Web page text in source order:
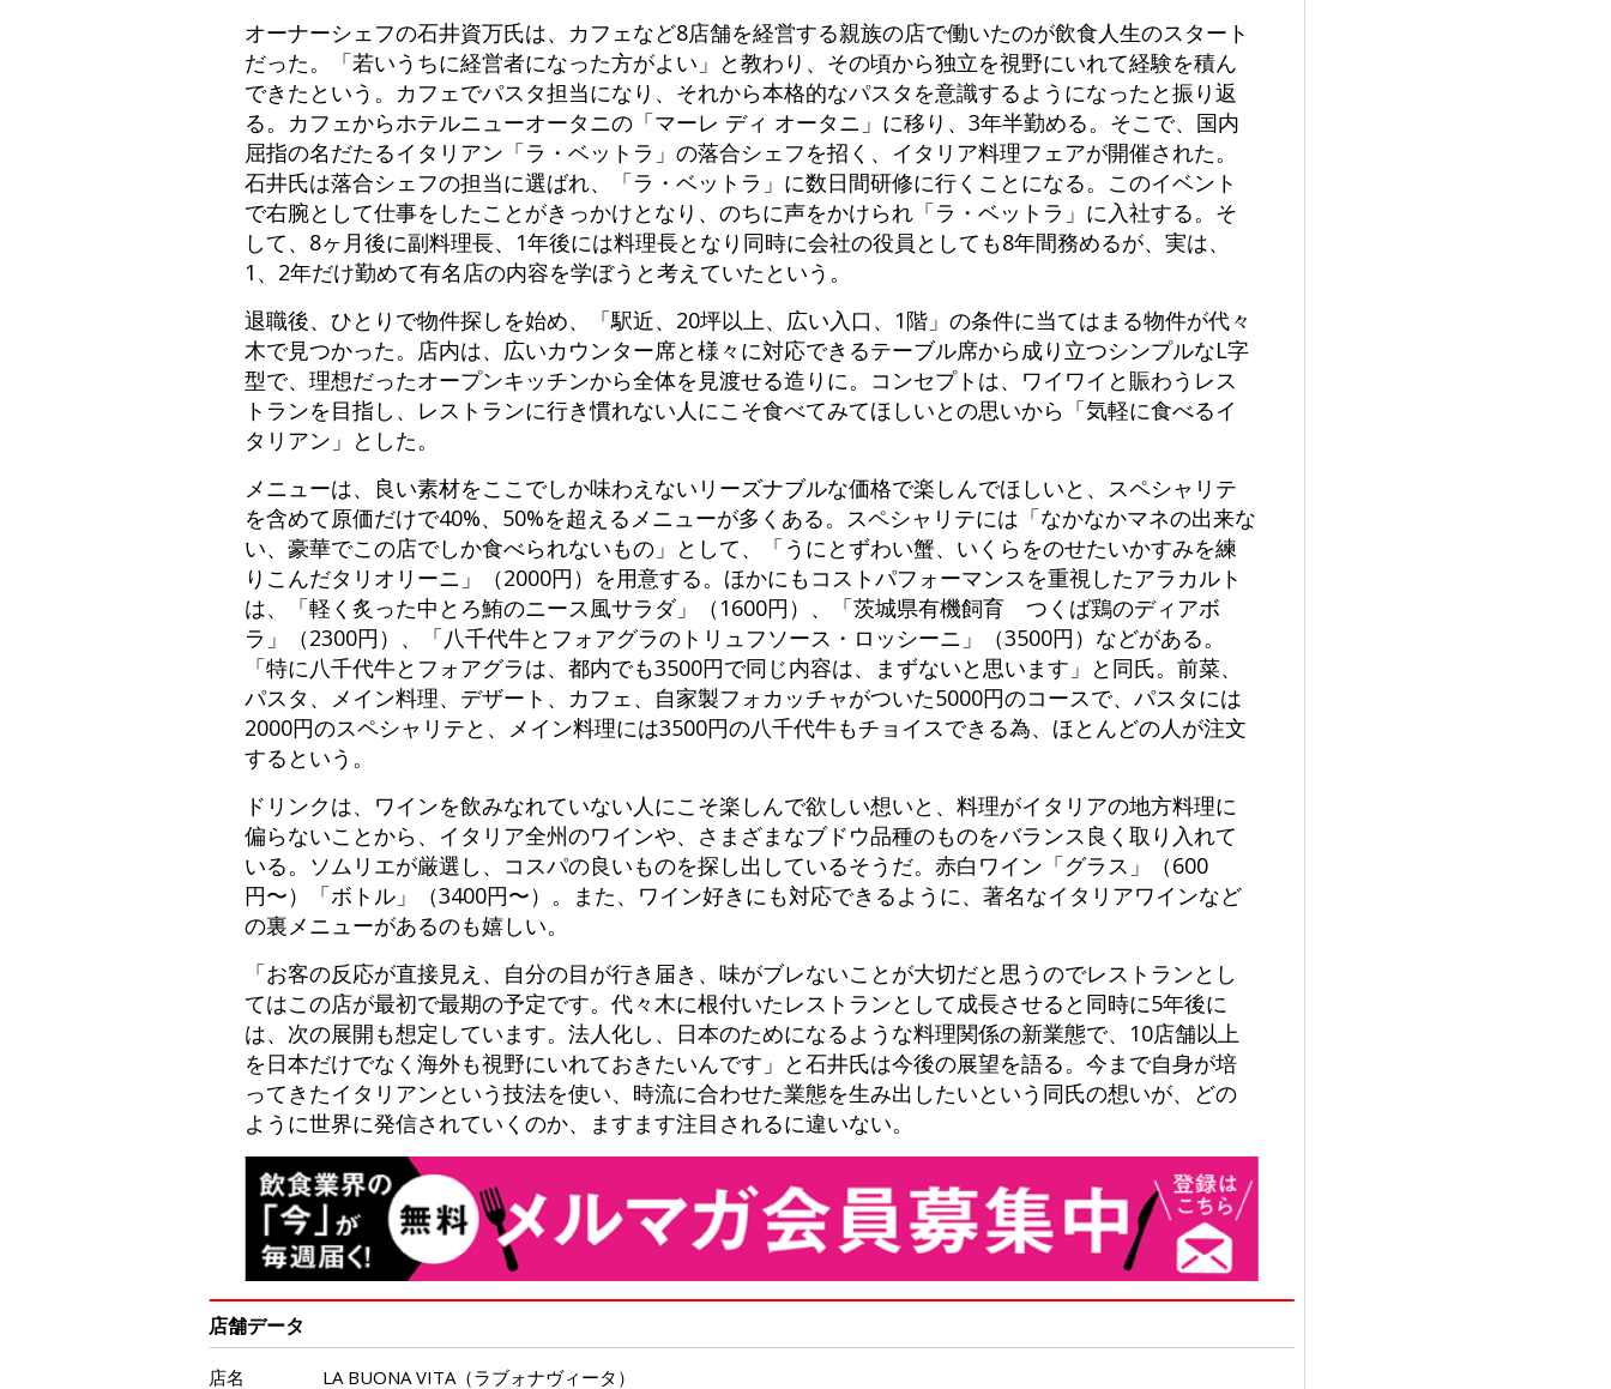
オーナーシェフの石井資万氏は、カフェなど8店舗を経営する親族の店で働いたのが飲食人生のスタート
だった。「若いうちに経営者になった方がよい」と教わり、その頃から独立を視野にいれて経験を積ん
できたという。カフェでパスタ担当になり、それから本格的なパスタを意識するようになったと振り返
る。カフェからホテルニューオータニの「マーレ ディ オータニ」に移り、3年半勤める。そこで、国内
屈指の名だたるイタリアン「ラ・ベットラ」の落合シェフを招く、イタリア料理フェアが開催された。
石井氏は落合シェフの担当に選ばれ、「ラ・ベットラ」に数日間研修に行くことになる。このイベント
で右腕として仕事をしたことがきっかけとなり、のちに声をかけられ「ラ・ベットラ」に入社する。そ
して、8ヶ月後に副料理長、1年後には料理長となり同時に会社の役員としても8年間務めるが、実は、
1、2年だけ勤めて有名店の内容を学ぼうと考えていたという。
退職後、ひとりで物件探しを始め、「駅近、20坪以上、広い入口、1階」の条件に当てはまる物件が代々
木で見つかった。店内は、広いカウンター席と様々に対応できるテーブル席から成り立つシンプルなL字
型で、理想だったオープンキッチンから全体を見渡せる造りに。コンセプトは、ワイワイと賑わうレス
トランを目指し、レストランに行き慣れない人にこそ食べてみてほしいとの思いから「気軽に食べるイ
タリアン」とした。
メニューは、良い素材をここでしか味わえないリーズナブルな価格で楽しんでほしいと、スペシャリテ
を含めて原価だけで40%、50%を超えるメニューが多くある。スペシャリテには「なかなかマネの出来な
い、豪華でこの店でしか食べられないもの」として、「うにとずわい蟹、いくらをのせたいかすみを練
りこんだタリオリーニ」（2000円）を用意する。ほかにもコストパフォーマンスを重視したアラカルト
は、「軽く炙った中とろ鮪のニース風サラダ」（1600円）、「茨城県有機飼育 つくば鶏のディアボ
ラ」（2300円）、「八千代牛とフォアグラのトリュフソース・ロッシーニ」（3500円）などがある。
「特に八千代牛とフォアグラは、都内でも3500円で同じ内容は、まずないと思います」と同氏。前菜、
パスタ、メイン料理、デザート、カフェ、自家製フォカッチャがついた5000円のコースで、パスタには
2000円のスペシャリテと、メイン料理には3500円の八千代牛もチョイスできる為、ほとんどの人が注文
するという。
ドリンクは、ワインを飲みなれていない人にこそ楽しんで欲しい想いと、料理がイタリアの地方料理に
偏らないことから、イタリア全州のワインや、さまざまなブドウ品種のものをバランス良く取り入れて
いる。ソムリエが厳選し、コスパの良いものを探し出しているそうだ。赤白ワイン「グラス」（600
円〜）「ボトル」（3400円〜）。また、ワイン好きにも対応できるように、著名なイタリアワインなど
の裏メニューがあるのも嬉しい。
「お客の反応が直接見え、自分の目が行き届き、味がブレないことが大切だと思うのでレストランとし
てはこの店が最初で最期の予定です。代々木に根付いたレストランとして成長させると同時に5年後に
は、次の展開も想定しています。法人化し、日本のためになるような料理関係の新業態で、10店舗以上
を日本だけでなく海外も視野にいれておきたいんです」と石井氏は今後の展望を語る。今まで自身が培
ってきたイタリアンという技法を使い、時流に合わせた業態を生み出したいという同氏の想いが、どの
ように世界に発信されていくのか、ますます注目されるに違いない。
店舗データ
店名 LA BUONA VITA（ラブォナヴィータ）